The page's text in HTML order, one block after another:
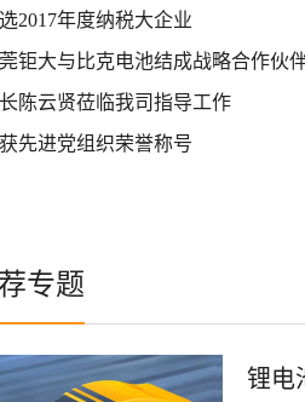
2017年度纳税大企业
钜大与比克电池结成战略合作伙
陈云贤莅临我司指导工作
先进党组织荣誉称号
专题
锂电